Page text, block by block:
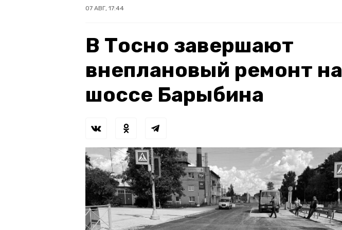
07 АВГ, 17:44
В Тосно завершают
внеплановый ремонт на
шоссе Барыбина